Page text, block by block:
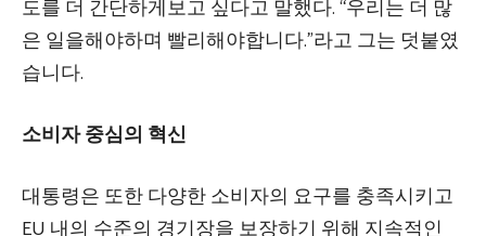
도를 더 간단하게보고 싶다고 말했다. “우리는 더 많
은 일을해야하며 빨리해야합니다.”라고 그는 덧붙였
습니다.
소비자 중심의 혁신
대통령은 또한 다양한 소비자의 요구를 충족시키고
EU 내의 수준의 경기장을 보장하기 위해 지속적인